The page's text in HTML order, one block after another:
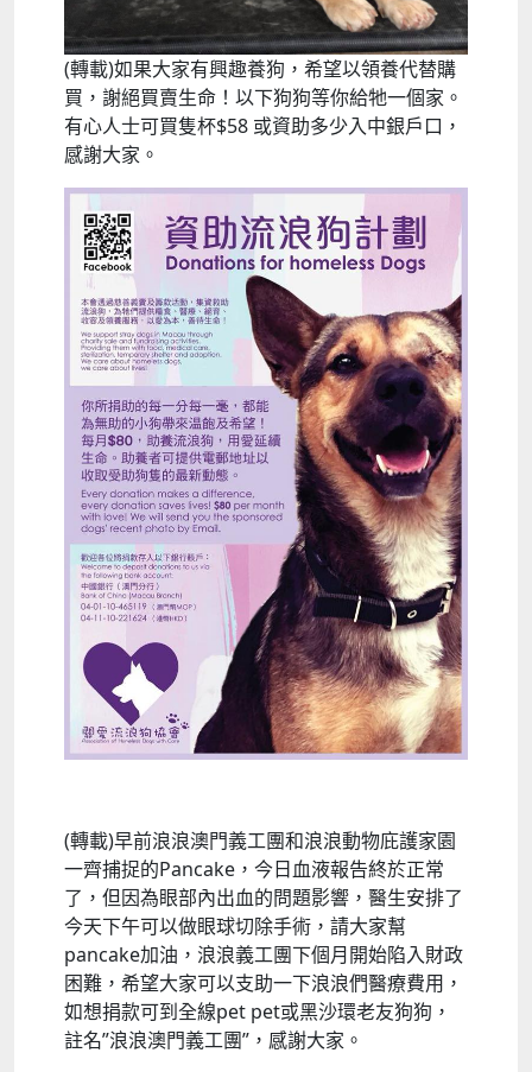
(轉載)如果大家有興趣養狗，希望以領養代替購
買，謝絕買賣生命！以下狗狗等你給牠一個家。
有心人士可買隻杯$58 或資助多少入中銀戶口，
感謝大家。
(轉載)早前浪浪澳門義工團和浪浪動物庇護家園
一齊捕捉的Pancake，今日血液報告終於正常
了，但因為眼部內出血的問題影響，醫生安排了
今天下午可以做眼球切除手術，請大家幫
pancake加油，浪浪義工團下個月開始陷入財政
困難，希望大家可以支助一下浪浪們醫療費用，
如想捐款可到全線pet pet或黑沙環老友狗狗，
註名”浪浪澳門義工團”，感謝大家。